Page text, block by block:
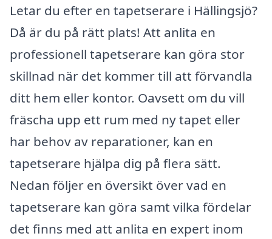
Letar du efter en tapetserare i Hällingsjö?
Då är du på rätt plats! Att anlita en
professionell tapetserare kan göra stor
skillnad när det kommer till att förvandla
ditt hem eller kontor. Oavsett om du vill
fräscha upp ett rum med ny tapet eller
har behov av reparationer, kan en
tapetserare hjälpa dig på flera sätt.
Nedan följer en översikt över vad en
tapetserare kan göra samt vilka fördelar
det finns med att anlita en expert inom